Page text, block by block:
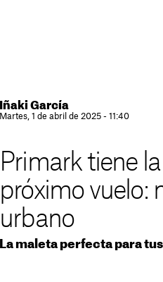
Iñaki García
Martes, 1 de abril de 2025 - 11:40
Primark tiene
próximo vuelo:
urbano
La maleta perfecta para